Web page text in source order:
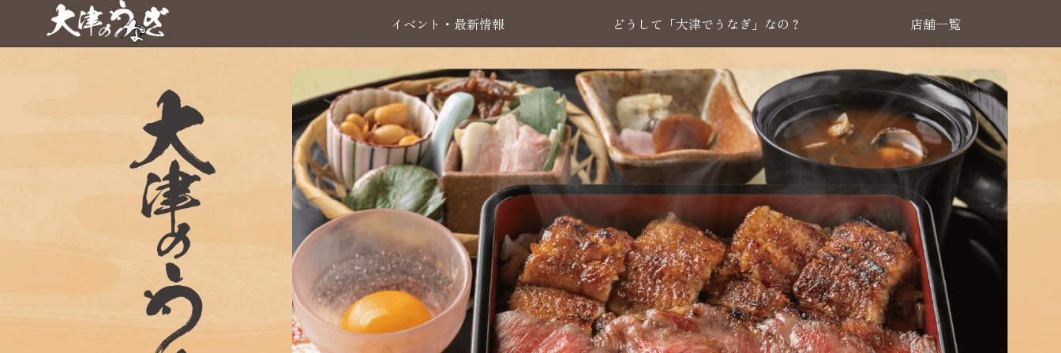
イベント・最新情報 どうして「大津でうなぎ」なの？ 店舗一覧